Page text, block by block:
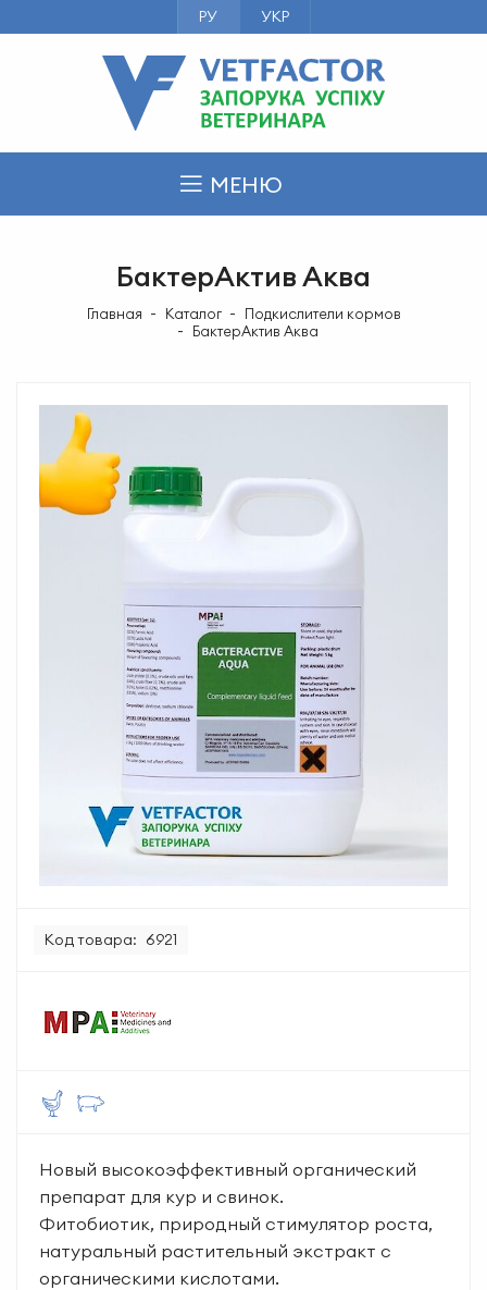
РУ УКР
МЕНЮ
БактерАктив Аква
Главная Каталог
Подкислители кормов
БактерАктив Аква
Код товара: 6921
Новый высокоэффективный органический
препарат для кур и свинок.
Фитобиотик, природный стимулятор роста,
натуральный растительный экстракт с
органическими кислотами.